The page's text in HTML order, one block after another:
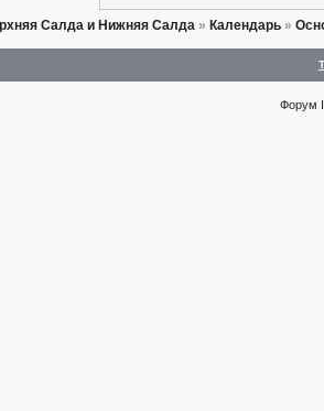
Салда и Нижняя Салда» Календарь»
Форум